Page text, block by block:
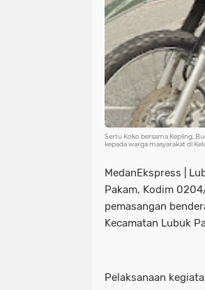
Sertu Koko bersama Kepling,
kepada warga masyarakat di
MedanEkspress |
Pakam, Kodim
pemasangan
Kecamatan Lubuk
Pelaksanaan